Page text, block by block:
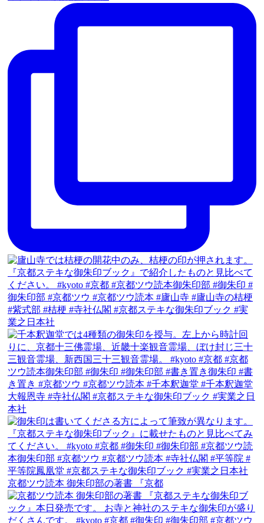
京都ツウ読本 御朱印部の著書 『京都